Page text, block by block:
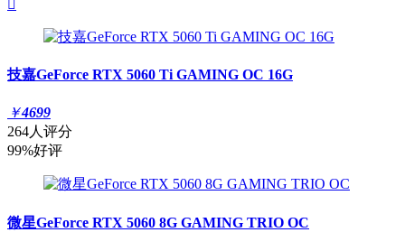

技嘉GeForce RTX 5060 Ti GAMING OC 16G
￥4699
264人评分
99%好评
微星GeForce RTX 5060 8G GAMING TRIO OC